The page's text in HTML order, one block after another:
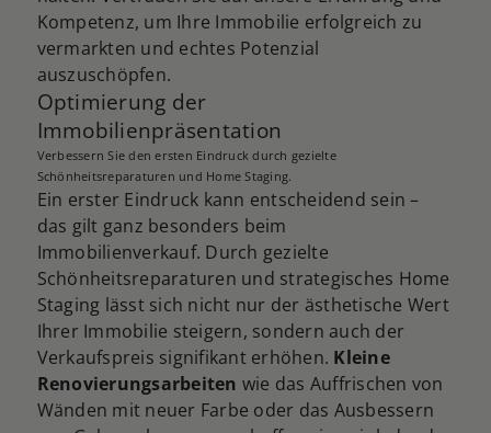
Kompetenz, um Ihre Immobilie erfolgreich zu
vermarkten und echtes Potenzial
auszuschöpfen.
Optimierung der
Immobilienpräsentation
Verbessern Sie den ersten Eindruck durch gezielte
Schönheitsreparaturen und Home Staging.
Ein erster Eindruck kann entscheidend sein –
das gilt ganz besonders beim
Immobilienverkauf. Durch gezielte
Schönheitsreparaturen und strategisches Home
Staging lässt sich nicht nur der ästhetische Wert
Ihrer Immobilie steigern, sondern auch der
Verkaufspreis signifikant erhöhen. Kleine
Renovierungsarbeiten wie das Auffrischen von
Wänden mit neuer Farbe oder das Ausbessern